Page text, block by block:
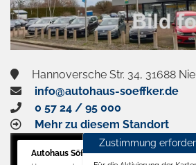
Hannoversche Str. 34, 31688
info@autohaus-soeffker.de
0 57 24 / 95 000
Mehr zu diesem Standort
Autohaus Söffker GmbH
Zustimmung